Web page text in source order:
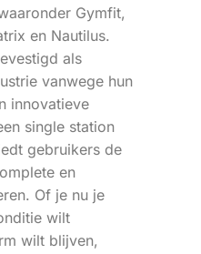
Gymfit,
en Nautilus.
als
vanwege hun
innovatieve
single station
gebruikers de
en
Of je nu je
wilt
wilt blijven,